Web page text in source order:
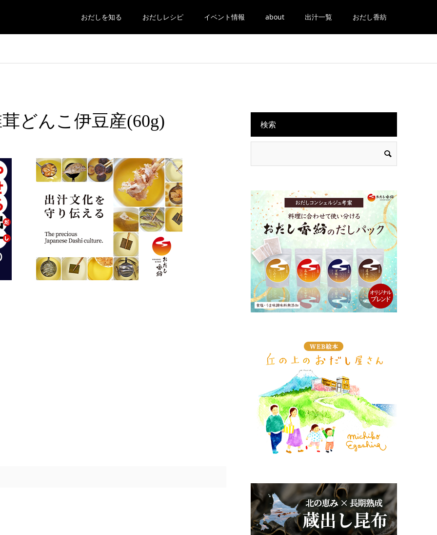
おだしを知る おだしレシピ イベント情報 about 出汁一覧 おだし香紡
どんこ伊豆産(60g) 検索